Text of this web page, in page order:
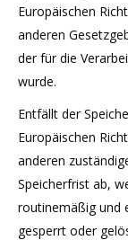
Europäischen
anderen
der für die
wurde.
Entfällt der
Europäischen
anderen
Speicherfrist ab,
routinemäßig und
gesperrt oder